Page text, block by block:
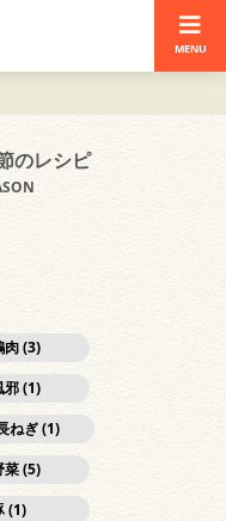
MENU
のレシピ
肉 (3)
邪 (1)
ねぎ (1)
菜 (5)
(1)